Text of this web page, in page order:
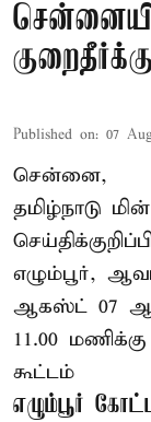
Published on: 07
சென்னை,
தமிழ்நாடு
எழும்பூர்,
ஆகஸ்ட் 07
11.00
கூட்டம்
எழும்பூர்